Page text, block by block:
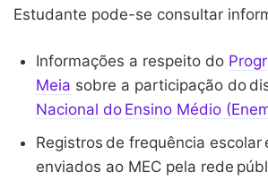
Estudante pode-se consultar
Informações a respeito do
Meia sobre a participação do
Nacional do Ensino Médio
Registros de frequência escolar
enviados ao MEC pela rede